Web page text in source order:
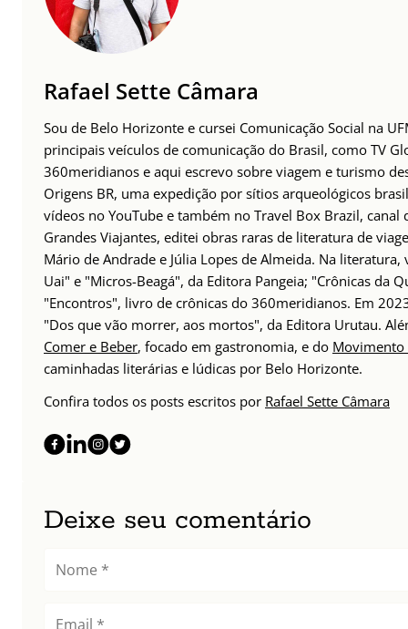
Rafael Sette Câmara
Sou de Belo Horizonte e cursei Comunicação Social na
principais veículos de comunicação do Brasil, como TV
360meridianos e aqui escrevo sobre viagem e turismo
Origens BR, uma expedição por sítios arqueológicos
vídeos no YouTube e também no Travel Box Brazil,
Grandes Viajantes, editei obras raras de literatura de
Mário de Andrade e Júlia Lopes de Almeida. Na
Uai" e "Micros-Beagá", da Editora Pangeia; "Crônicas da
"Encontros", livro de crônicas do 360meridianos. Em
"Dos que vão morrer, aos mortos", da Editora Urutau.
Comer e Beber, focado em gastronomia, e do Movimento
caminhadas literárias e lúdicas por Belo Horizonte.
Confira todos os posts escritos por Rafael Sette Câmara
Deixe seu comentário